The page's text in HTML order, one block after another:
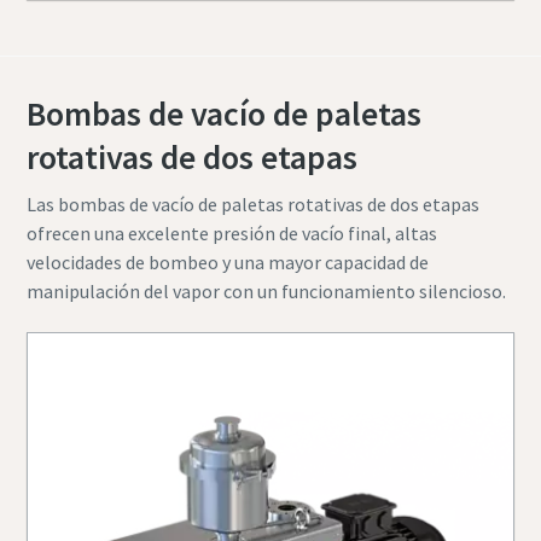
Bombas de vacío de paletas
rotativas de dos etapas
Las bombas de vacío de paletas rotativas de dos etapas
ofrecen una excelente presión de vacío final, altas
velocidades de bombeo y una mayor capacidad de
manipulación del vapor con un funcionamiento silencioso.